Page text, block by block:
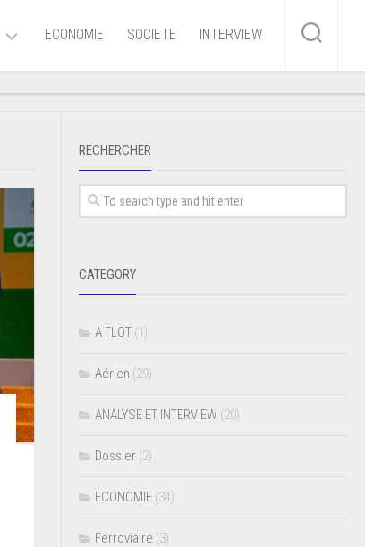
ECONOMIE SOCIETE INTERVIEW
RECHERCHER
CATEGORY
A FLOT (1)
Aérien (29)
ANALYSE ET INTERVIEW (20)
Dossier (2)
ECONOMIE (34)
Ferroviaire (3)